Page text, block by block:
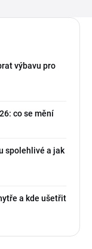
výbavu pro
co se mění
spolehlivé a jak
a kde ušetřit